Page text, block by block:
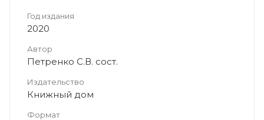
Год издания
2020
Автор
Петренко С.В. сост.
Издательство
Книжный дом
Формат